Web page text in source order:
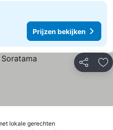
Prijzen bekijken
Delen
lokale gerechten